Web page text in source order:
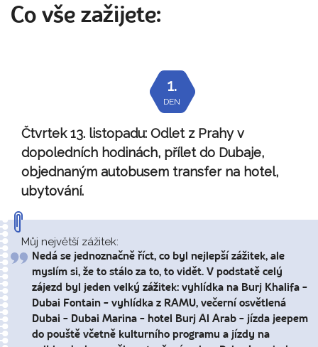
Co vše zažijete:
1.
DEN
Čtvrtek 13. listopadu: Odlet z Prahy v
dopoledních hodinách, přílet do Dubaje,
objednaným autobusem transfer na hotel,
ubytování.
Můj největší zážitek:
Nedá se jednoznačně říct, co byl nejlepší zážitek, ale
myslím si, že to stálo za to, to vidět. V podstatě celý
zájezd byl jeden velký zážitek: vyhlídka na Burj Khalifa -
Dubai Fontain - vyhlídka z RAMU, večerní osvětlená
Dubai - Dubai Marina - hotel Burj Al Arab - jízda jeepem
do pouště včetně kulturního programu a jízdy na